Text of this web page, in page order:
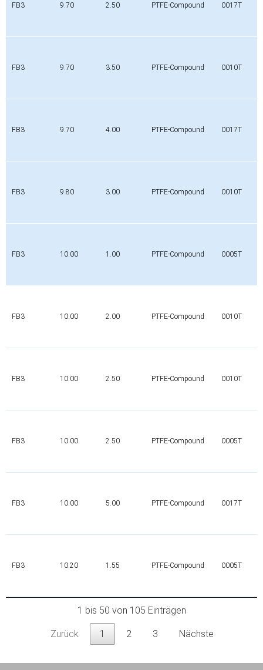
FB3 9.70 2.50 PTFE-Compound 0017T
FB3 9.70 3.50 PTFE-Compound 0010T
FB3 9.70 4.00 PTFE-Compound 0017T
FB3 9.80 3.00 PTFE-Compound 0010T
FB3 10.00 1.00 PTFE-Compound 0005T
FB3 10.00 2.00 PTFE-Compound 0010T
FB3 10.00 2.50 PTFE-Compound 0010T
FB3 10.00 2.50 PTFE-Compound 0005T
FB3 10.00 5.00 PTFE-Compound 0017T
FB3 10.20 1.55 PTFE-Compound 0005T
1 bis 50 von 105 Einträgen
Zurück 1 2 3 Nächste